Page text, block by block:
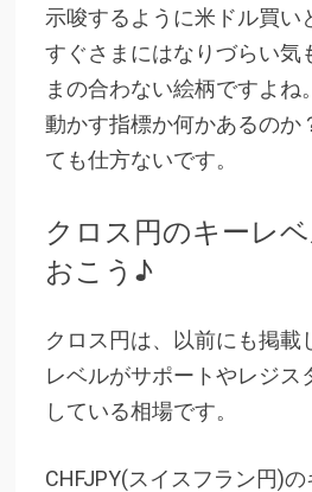
示唆するように米ドル買い
すぐさまにはなりづらい気
まの合わない絵柄ですよね
動かす指標か何かあるのか
ても仕方ないです。
クロス円のキーレ
おこう♪
クロス円は、以前にも掲載
レベルがサポートやレジス
している相場です。
CHFJPY(スイスフラン円)